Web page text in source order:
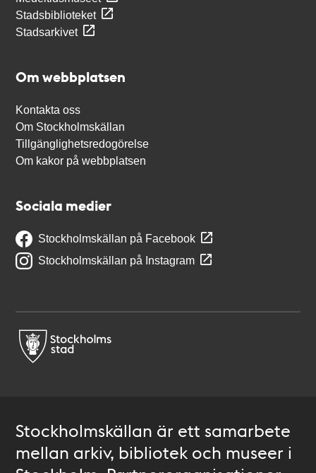
Stadsbiblioteket
Stadsarkivet
Om webbplatsen
Kontakta oss
Om Stockholmskällan
Tillgänglighetsredogörelse
Om kakor på webbplatsen
Sociala medier
Stockholmskällan på Facebook
Stockholmskällan på Instagram
Stockholmskällan är ett samarbete
mellan arkiv, bibliotek och museer i